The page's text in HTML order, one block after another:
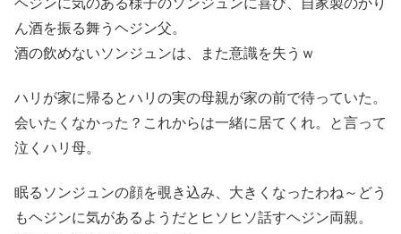
ん酒を振る舞うヘジン父。
酒の飲めないソンジュンは、また意識を失うｗ
ハリが家に帰るとハリの実の母親が家の前で待っていた。
会いたくなかった？これからは一緒に居てくれ。と言って
泣くハリ母。
眠るソンジュンの顔を覗き込み、大きくなったわね～どう
もヘジンに気があるようだとヒソヒソ話すヘジン両親。